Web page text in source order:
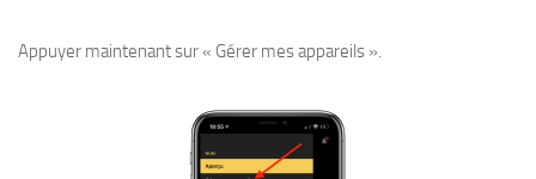
Appuyer maintenant sur « Gérer mes appareils ».